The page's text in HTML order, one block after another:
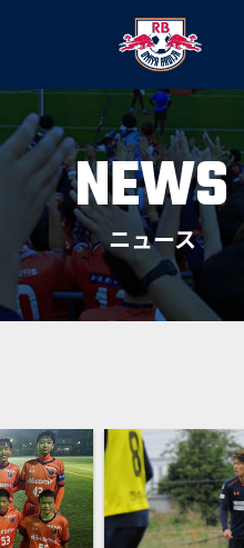
NEWS
ニュース